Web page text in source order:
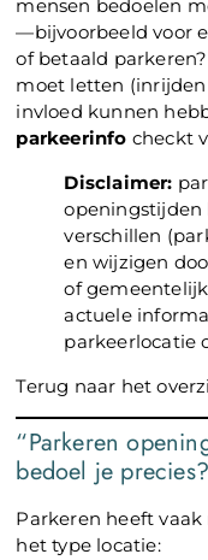
mensen bedoelen
—bijvoorbeeld voor
of betaald
moet letten
invloed kunnen
parkeerinfo checkt
Disclaimer:
openingstijden
verschillen
en wijzigen
of
actuele
parkeerlocatie
Terug naar het
“Parkeren
bedoel je precies?
Parkeren heeft
het type locatie: